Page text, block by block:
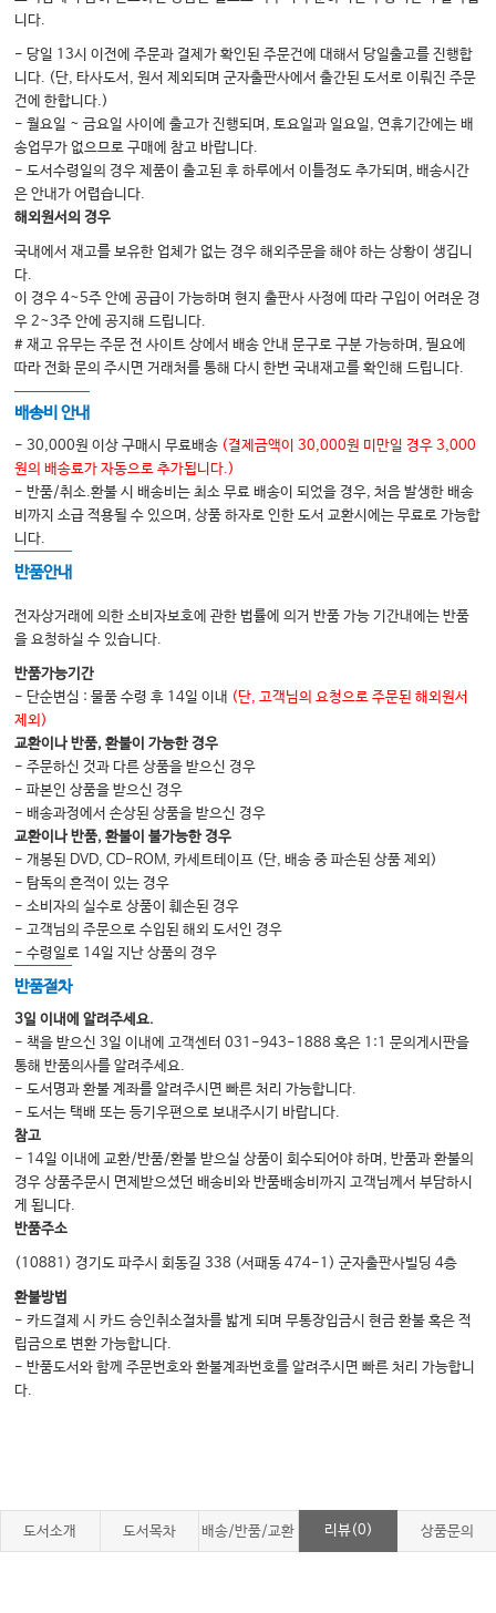
니다.
- 당일 13시 이전에 주문과 결제가 확인된 주문건에 대해서 당일출고를 진행합
니다. (단, 타사도서, 원서 제외되며 군자출판사에서 출간된 도서로 이뤄진 주문
건에 한합니다.)
- 월요일 ~ 금요일 사이에 출고가 진행되며, 토요일과 일요일, 연휴기간에는 배
송업무가 없으므로 구매에 참고 바랍니다.
- 도서수령일의 경우 제품이 출고된 후 하루에서 이틀정도 추가되며, 배송시간
은 안내가 어렵습니다.
해외원서의 경우
국내에서 재고를 보유한 업체가 없는 경우 해외주문을 해야 하는 상황이 생깁니
다.
이 경우 4~5주 안에 공급이 가능하며 현지 출판사 사정에 따라 구입이 어려운 경
우 2~3주 안에 공지해 드립니다.
# 재고 유무는 주문 전 사이트 상에서 배송 안내 문구로 구분 가능하며, 필요에
따라 전화 문의 주시면 거래처를 통해 다시 한번 국내재고를 확인해 드립니다.
배송비 안내
- 30,000원 이상 구매시 무료배송 (결제금액이 30,000원 미만일 경우 3,000
원의 배송료가 자동으로 추가됩니다.)
- 반품/취소.환불 시 배송비는 최소 무료 배송이 되었을 경우, 처음 발생한 배송
비까지 소급 적용될 수 있으며, 상품 하자로 인한 도서 교환시에는 무료로 가능합
니다.
반품안내
전자상거래에 의한 소비자보호에 관한 법률에 의거 반품 가능 기간내에는 반품
을 요청하실 수 있습니다.
반품가능기간
- 단순변심 : 물품 수령 후 14일 이내 (단, 고객님의 요청으로 주문된 해외원서
제외)
교환이나 반품, 환불이 가능한 경우
- 주문하신 것과 다른 상품을 받으신 경우
- 파본인 상품을 받으신 경우
- 배송과정에서 손상된 상품을 받으신 경우
교환이나 반품, 환불이 불가능한 경우
- 개봉된 DVD, CD-ROM, 카세트테이프 (단, 배송 중 파손된 상품 제외)
- 탐독의 흔적이 있는 경우
- 소비자의 실수로 상품이 훼손된 경우
- 고객님의 주문으로 수입된 해외 도서인 경우
- 수령일로 14일 지난 상품의 경우
반품절차
3일 이내에 알려주세요.
- 책을 받으신 3일 이내에 고객센터 031-943-1888 혹은 1:1 문의게시판을
통해 반품의사를 알려주세요.
- 도서명과 환불 계좌를 알려주시면 빠른 처리 가능합니다.
- 도서는 택배 또는 등기우편으로 보내주시기 바랍니다.
참고
- 14일 이내에 교환/반품/환불 받으실 상품이 회수되어야 하며, 반품과 환불의
경우 상품주문시 면제받으셨던 배송비와 반품배송비까지 고객님께서 부담하시
게 됩니다.
반품주소
(10881) 경기도 파주시 회동길 338 (서패동 474-1) 군자출판사빌딩 4층
환불방법
- 카드결제 시 카드 승인취소절차를 밟게 되며 무통장입금시 현금 환불 혹은 적
립금으로 변환 가능합니다.
- 반품도서와 함께 주문번호와 환불계좌번호를 알려주시면 빠른 처리 가능합니
다.
도서소개 도서목차 배송/반품/교환 리뷰(0) 상품문의